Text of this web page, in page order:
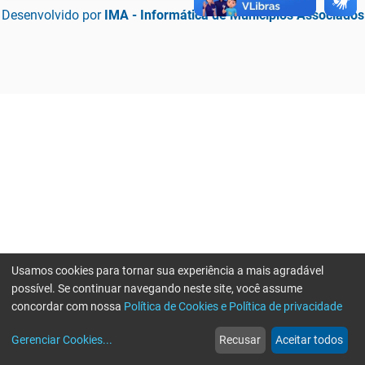
Desenvolvido por IMA - Informática de Municípios Associados
web
Notícias
more_horiz
Mais
Usamos cookies para tornar sua experiência a mais agradável
possível. Se continuar navegando neste site, você assume
concordar com nossa Política de Cookies e Política de privacidade
Gerenciar Cookies... Recusar Aceitar todos
Erro ao enviar informações, por favor tente novamente